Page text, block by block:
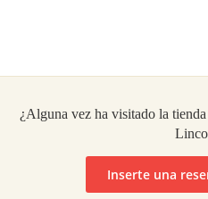
¿Alguna vez ha visitado la
Inserte una